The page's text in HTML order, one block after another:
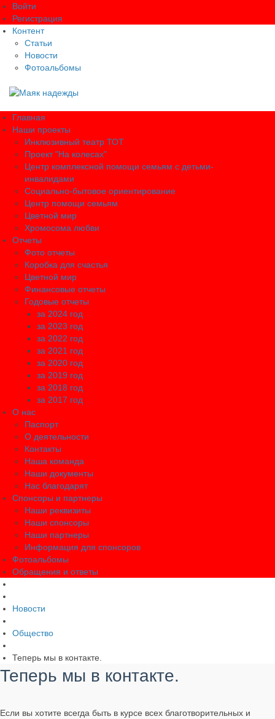
Войти
Регистрация
Контент
Статьи
Новости
Фотоальбомы
Главная
Наши проекты
Инклюзивный театр ТОТ
Проект "На колесах"
Центр комплексной помощи семьям с детьми-
инвалидами
Социально-бытовое ориентирование
Центр помощи семьям
Цветной мир
Хромосома любви
Отчеты
Фото отчеты
Коробка для счастья
Цветной мир
Финансовые отчеты
Годовые отчеты
за 2024 год
за 2023 год
за 2022 год
за 2021 год
за 2020 год
за 2019 год
за 2018 год
за 2017 год
О нас
Паспорт
О деятельности
Контакты
Наша команда
Наши документы
Нас благодарят
Спонсоры и партнеры
Наши реквизиты
Наши спонсоры
Наши партнеры
Информация для спонсоров
Фотоальбомы
Обращения и ответы
Новости
Общество
Теперь мы в контакте.
Теперь мы в контакте.
Если вы хотите всегда быть в курсе всех благотворительных и